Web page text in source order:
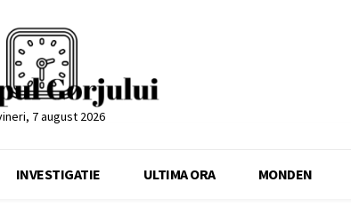
7 august 2026
INVESTIGATIE ULTIMA ORA MONDEN